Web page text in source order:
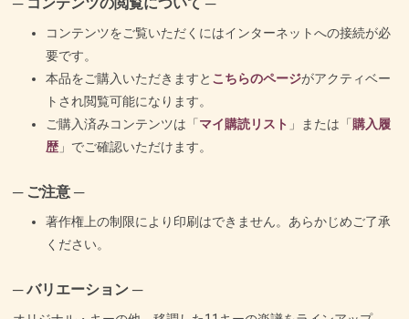
コンテンツをご覧いただくにはインターネットへの接続が必
要です。
本品をご購入いただきますと こちらのページがアクティベー
トされ閲覧可能になります。
ご購入済みコンテンツは「マイ購読リスト 」または「 購入履
歴 」でご確認いただけます。
─ ご注意 ─
著作権上の制限により印刷はできません。あらかじめご了承
ください。
─ バリエーション ─